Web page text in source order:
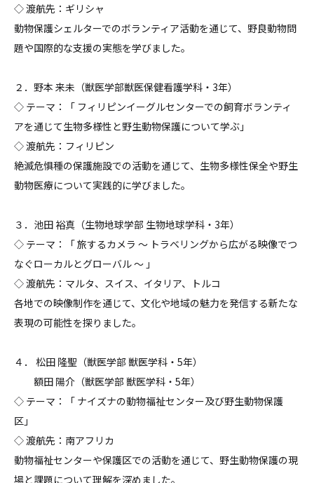
◇ 渡航先：ギリシャ
動物保護シェルターでのボランティア活動を通じて、野良動物問
題や国際的な支援の実態を学びました。
２．野本 来未（獣医学部獣医保健看護学科・3年）
◇ テーマ：「 フィリピンイーグルセンターでの飼育ボランティ
アを通じて生物多様性と野生動物保護について学ぶ」
◇ 渡航先：フィリピン
絶滅危惧種の保護施設での活動を通じて、生物多様性保全や野生
動物医療について実践的に学びました。
３．池田 裕真（生物地球学部 生物地球学科・3年）
◇ テーマ：「 旅するカメラ ～ トラベリングから広がる映像でつ
なぐローカルとグローバル ～ 」
◇ 渡航先：マルタ、スイス、イタリア、トルコ
各地での映像制作を通じて、文化や地域の魅力を発信する新たな
表現の可能性を探りました。
４． 松田 隆聖（獣医学部 獣医学科・5年）
額田 陽介（獣医学部 獣医学科・5年）
◇ テーマ：「 ナイズナの動物福祉センター及び野生動物保護
区」
◇ 渡航先：南アフリカ
動物福祉センターや保護区での活動を通じて、野生動物保護の現
場と課題について理解を深めました。